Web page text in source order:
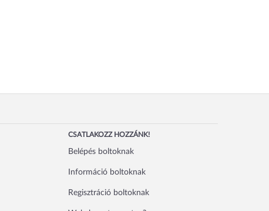
CSATLAKOZZ HOZZÁNK!
Belépés boltoknak
Információ boltoknak
Regisztráció boltoknak